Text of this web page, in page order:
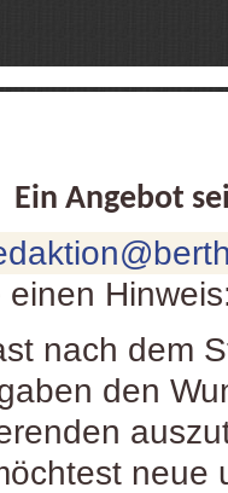
Ein Angebot
einen
nach dem
den
neue